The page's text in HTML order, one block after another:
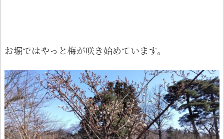
お堀ではやっと梅が咲き始めています。